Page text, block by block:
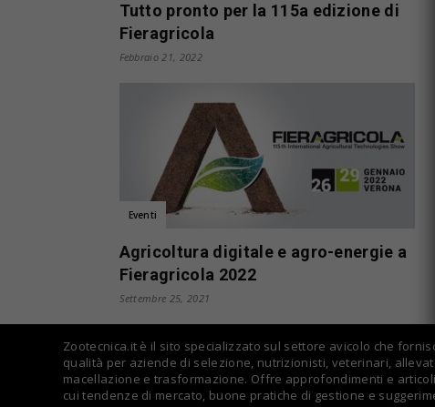
Tutto pronto per la 115a edizione di
Fieragricola
Febbraio 21, 2022
Eventi
Agricoltura digitale e agro-energie a
Fieragricola 2022
Settembre 25, 2021
Zootecnica.it è il sito specializzato sul settore avicolo che
qualità per aziende di selezione, nutrizionisti, veterinari,
macellazione e trasformazione. Offre approfondimenti e
cui tendenze di mercato, buone pratiche di gestione e